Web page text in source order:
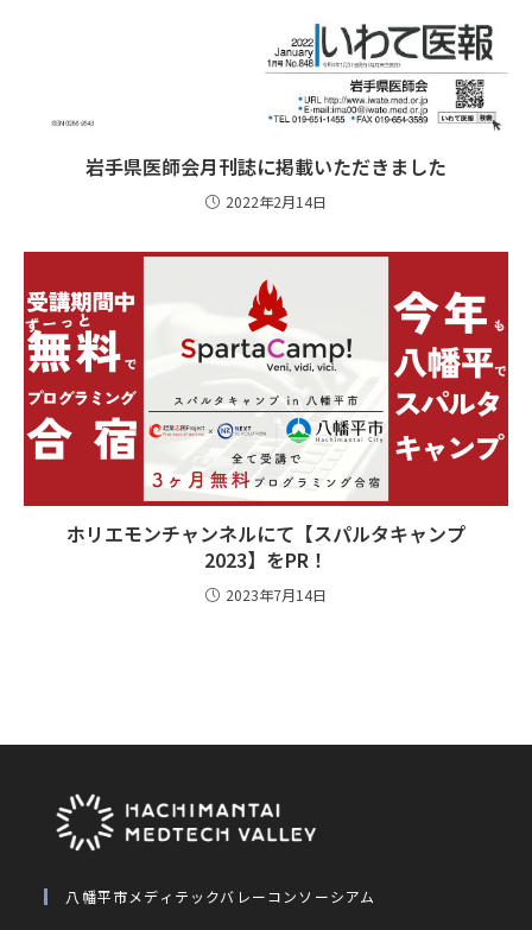
岩手県医師会月刊誌に掲載いただきました
2022年2月14日
ホリエモンチャンネルにて【スパルタキャンプ
2023】をPR！
2023年7月14日
八幡平市メディテックバレーコンソーシアム